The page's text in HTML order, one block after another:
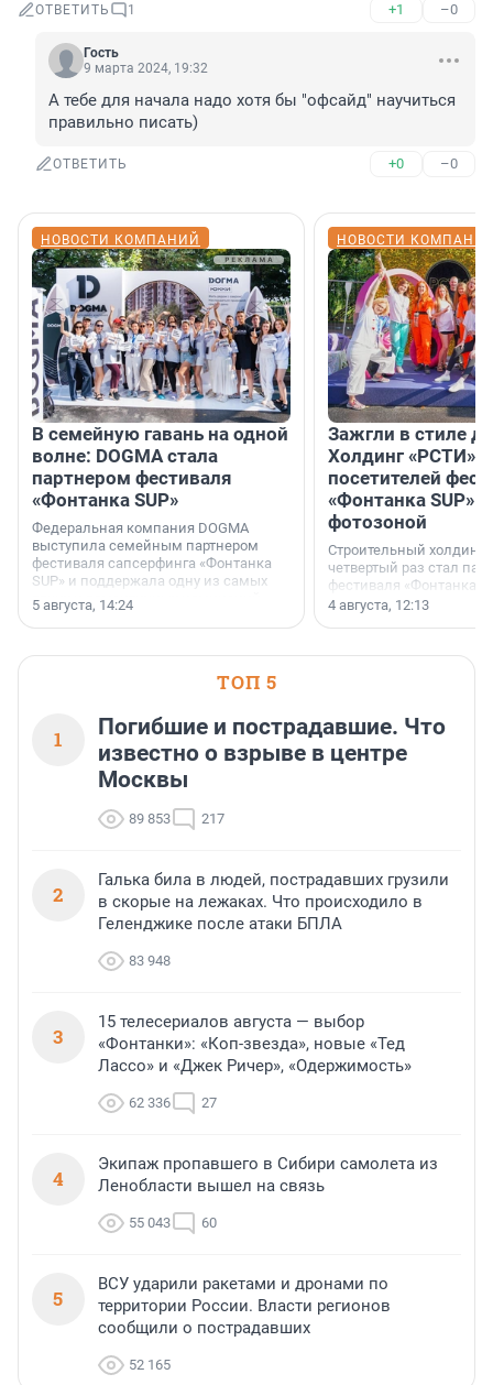
ОТВЕТИТЬ 1 +1 –0
Гость
9 марта 2024, 19:32
А тебе для начала надо хотя бы "офсайд" научиться
правильно писать)
ОТВЕТИТЬ +0 –0
НОВОСТИ КОМПАНИЙ
В семейную гавань на одной
волне: DOGMA стала
партнером фестиваля
«Фонтанка SUP»
Федеральная компания DOGMA
выступила семейным партнером
фестиваля сапсерфинга «Фонтанка
SUP» и поддержала одну из самых
ярких и романтичных номинаций —
«SUP-свадьба».
5 августа, 14:24
НОВОСТИ
Зажгли в стиле
Холдинг «РСТИ»
посетителей
«Фонтанка SUP»
фотозоной
Строительный холдинг
четвертый раз стал
фестиваля «Фонтанка
раз компания
посетителям
4 августа, 12:13
ТОП 5
1
Погибшие и пострадавшие. Что
известно о взрыве в центре
Москвы
89 853 217
2
Галька била в людей, пострадавших грузили
в скорые на лежаках. Что происходило в
Геленджике после атаки БПЛА
83 948
3
15 телесериалов августа — выбор
«Фонтанки»: «Коп-звезда», новые «Тед
Лассо» и «Джек Ричер», «Одержимость»
62 336 27
4
Экипаж пропавшего в Сибири самолета из
Ленобласти вышел на связь
55 043 60
5
ВСУ ударили ракетами и дронами по
территории России. Власти регионов
сообщили о пострадавших
52 165